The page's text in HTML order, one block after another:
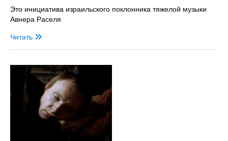
Это инициатива израильского поклонника тяжелой музыки
Авнера Раселя
Читать